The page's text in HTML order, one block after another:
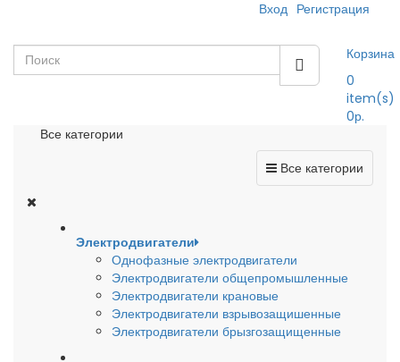
Вход Регистрация
Корзина
0
item(s)
0р.
Все категории
Все категории
Электродвигатели
Однофазные электродвигатели
Электродвигатели общепромышленные
Электродвигатели крановые
Электродвигатели взрывозащишенные
Электродвигатели брызгозащищенные